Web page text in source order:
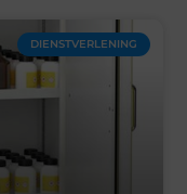
DIENSTVERLENING